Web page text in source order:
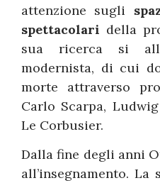
attenzione sugli
spettacolari della
sua ricerca si
modernista, di cui
morte attraverso
Carlo Scarpa,
Le Corbusier.
Dalla fine degli anni
all’insegnamento.